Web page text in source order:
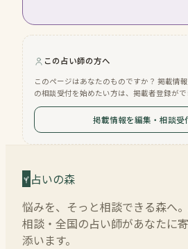
この占い師の方へ
このページはあなたのものですか？ 掲載情
の相談受付を始めたい方は、掲載者登録がで
掲載情報を編集・相談受
占いの森
悩みを、そっと相談できる森へ
相談・全国の占い師があなたに
添います。